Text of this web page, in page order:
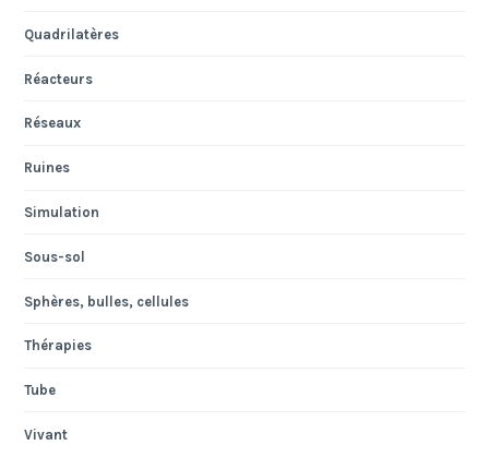
Quadrilatères
Réacteurs
Réseaux
Ruines
Simulation
Sous-sol
Sphères, bulles, cellules
Thérapies
Tube
Vivant